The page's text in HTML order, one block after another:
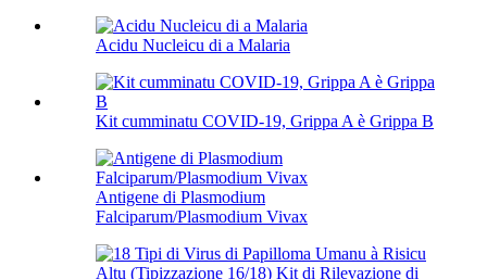
Acidu Nucleicu di a Malaria
Kit cumminatu COVID-19, Grippa A è Grippa B
Antigene di Plasmodium
Falciparum/Plasmodium Vivax